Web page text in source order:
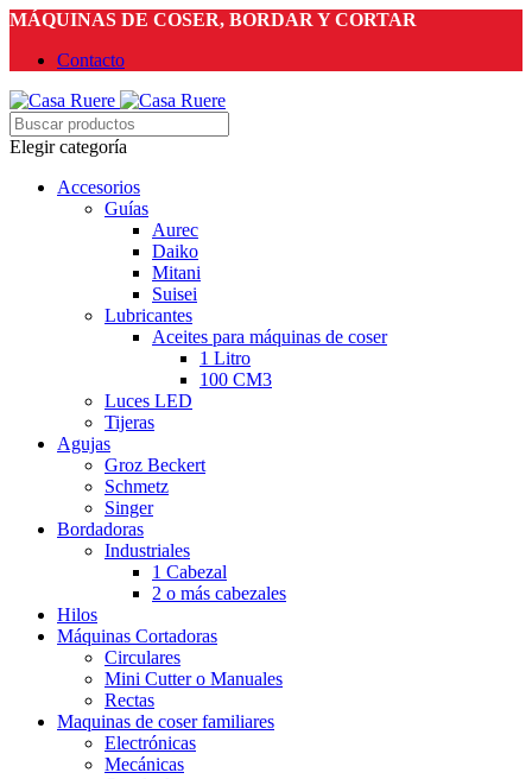
MÁQUINAS DE COSER, BORDAR Y CORTAR
Contacto
Elegir categoría
Accesorios
Guías
Aurec
Daiko
Mitani
Suisei
Lubricantes
Aceites para máquinas de coser
1 Litro
100 CM3
Luces LED
Tijeras
Agujas
Groz Beckert
Schmetz
Singer
Bordadoras
Industriales
1 Cabezal
2 o más cabezales
Hilos
Máquinas Cortadoras
Circulares
Mini Cutter o Manuales
Rectas
Maquinas de coser familiares
Electrónicas
Mecánicas